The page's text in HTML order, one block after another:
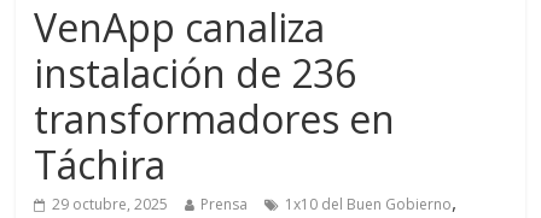
VenApp canaliza
instalación de 236
transformadores en
Táchira
29 octubre, 2025 Prensa 1x10 del Buen Gobierno,